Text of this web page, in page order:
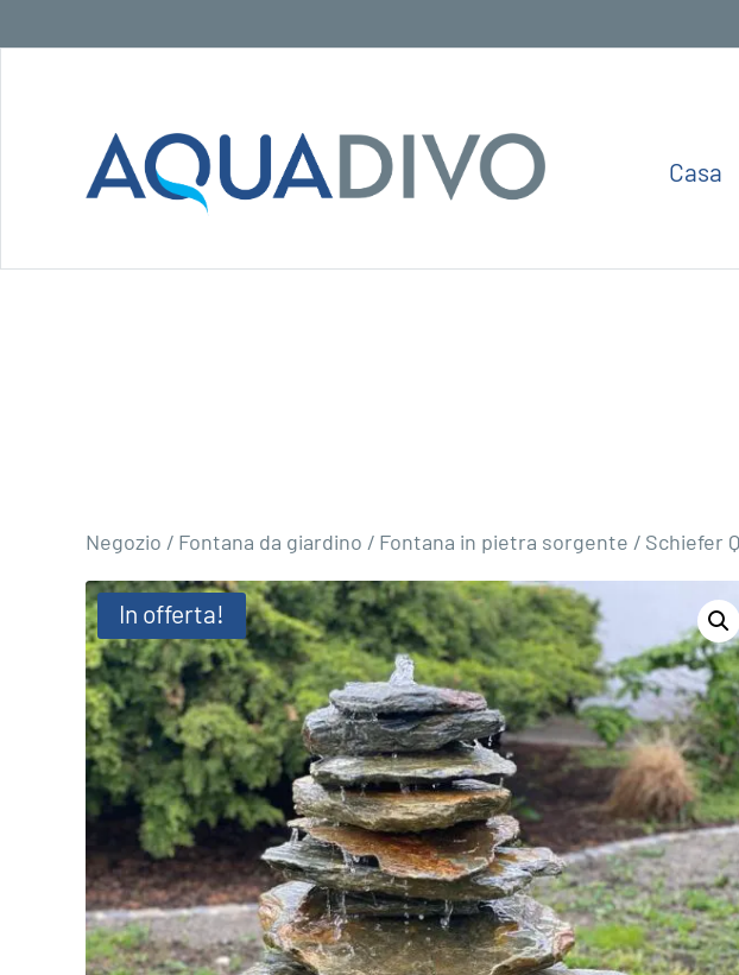
Casa
Negozio / Fontana da giardino / Fontana in pietra sorgente / Schiefer
In offerta!